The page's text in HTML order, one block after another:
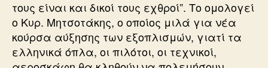
τους είναι και δικοί τους εχθροί”. Το ομολογεί
ο Κυρ. Μητσοτάκης, ο οποίος μιλά για νέα
κούρσα αύξησης των εξοπλισμών, γιατί τα
ελληνικά όπλα, οι πιλότοι, οι τεχνικοί,